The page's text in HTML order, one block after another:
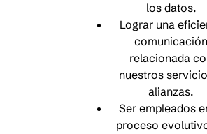
los datos.
Lograr una
comunicación
relacionada
nuestros
alianzas.
Ser empleados
proceso